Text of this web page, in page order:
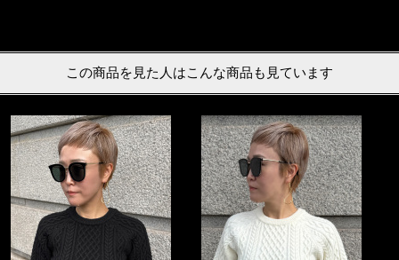
この商品を見た人はこんな商品も見ています